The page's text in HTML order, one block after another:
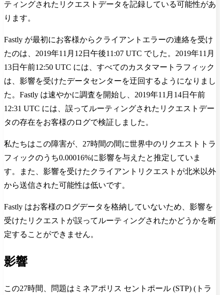
ティングされたリクエストデータを記録している可能性があ
ります。
Fastly が最初にお客様からクライアントエラーの連絡を受け
たのは、2019年11月12日午後11:07 UTC でした。2019年11月
13日午前12:50 UTC には、すべてのカスタマートラフィック
は、影響を受けたデータセンターを迂回するようになりまし
た。Fastly は速やかに調査を開始し、2019年11月14日午前
12:31 UTC には、誤ってルーティングされたリクエストデー
タの存在をお客様のログで検証しました。
私たちはこの障害が、27時間の間に世界中のリクエストトラ
フィックのうち0.00016%に影響を与えたと推定していま
す。また、影響を受けたクライアントリクエストが北米以外
から送信された可能性は低いです。
Fastly はお客様のログデータを格納していないため、影響を
受けたリクエストが誤ってルーティングされたかどうかを断
定することができません。
影響
この27時間、問題はミネアポリス セントポール (STP) (トラ